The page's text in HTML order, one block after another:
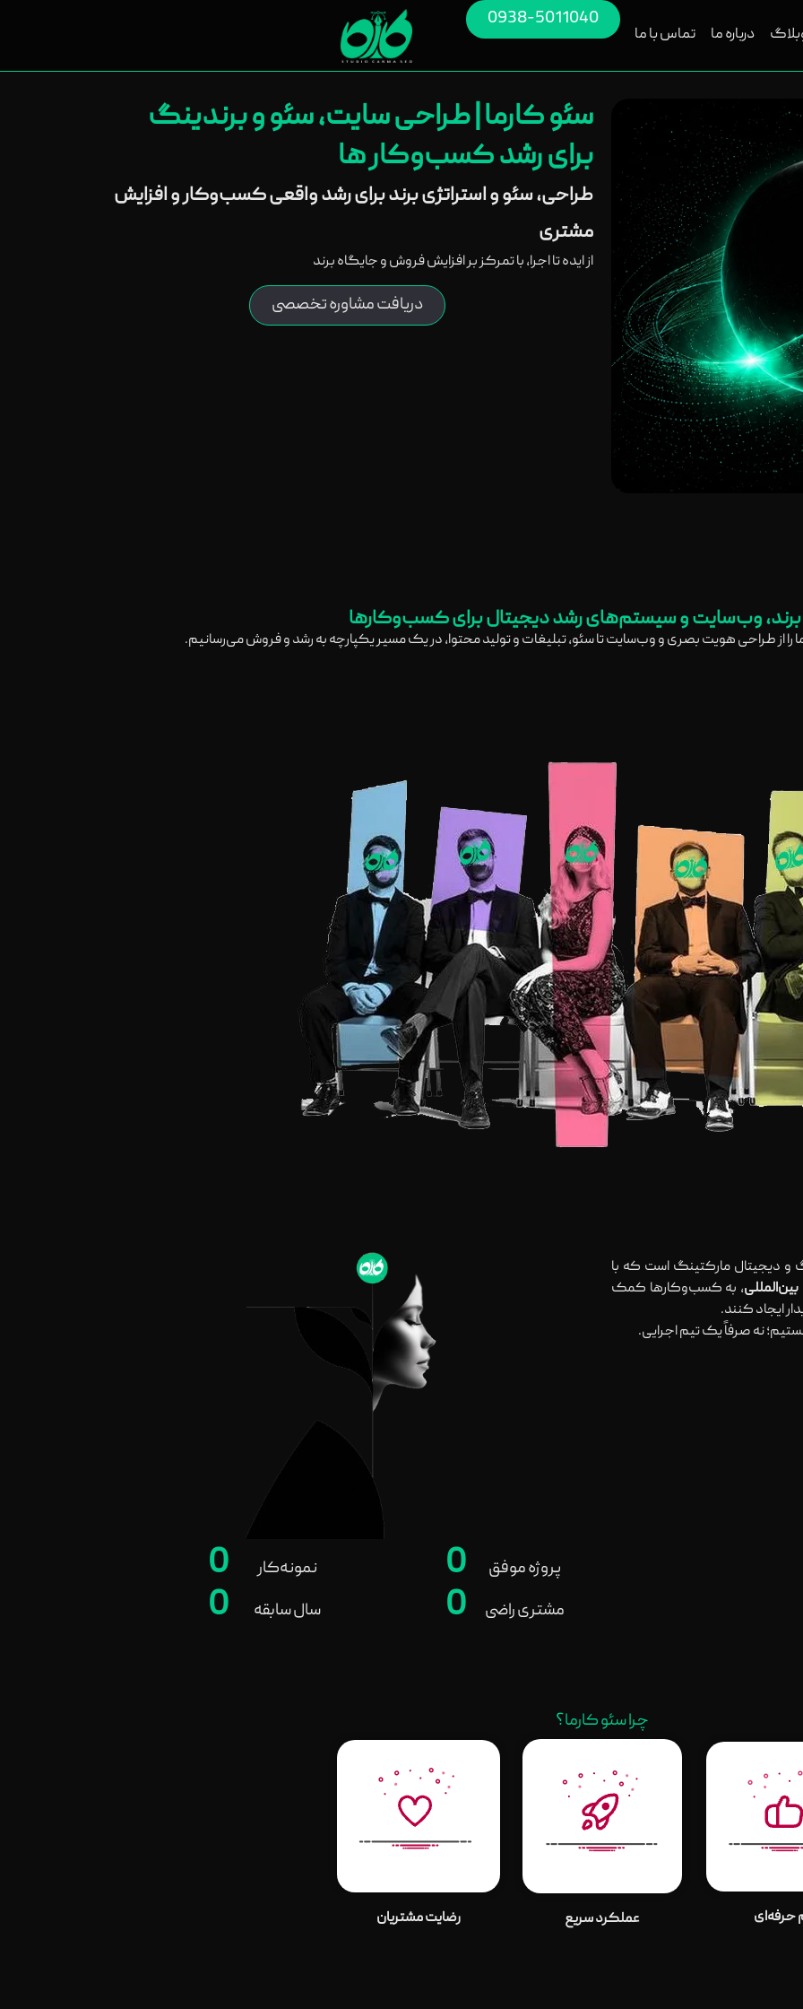
درباره ما تماس با ما
0938-5011040
سئو کارما | طراحی سایت، سئو و برندینگ
برای رشد کسب‌وکار ها
طراحی، سئو و استراتژی برند برای رشد واقعی کسب‌وکار و افزایش
مشتری
از ایده تا اجرا، با تمرکز بر افزایش فروش و جایگاه برند
دریافت مشاوره تخصصی
وب‌سایت و سیستم‌های رشد دیجیتال برای کسب‌وکارها
را از طراحی هویت بصری و وب‌سایت تا سئو، تبلیغات و تولید محتوا، در یک مسیر یکپارچه به رشد و فروش می‌رسانیم.
و دیجیتال مارکتینگ است که با
، به کسب‌وکارها کمک
ایجاد کنند.
نه صرفاً یک تیم اجرایی.
پروژه موفق 0 نمونه‌کار 0
مشتری راضی 0 سال سابقه 0
چرا سئو کارما؟
حرفه‌ای عملکرد سریع رضایت مشتریان